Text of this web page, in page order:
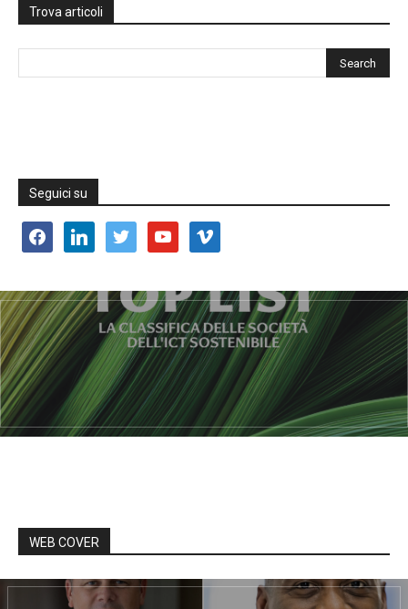
Trova articoli
Seguici su
facebooklinkedin twitter youtube vimeo
WEB COVER